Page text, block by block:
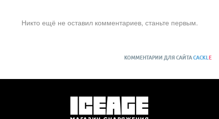
Никто ещё не оставил комментариев, станьте первым.
КОММЕНТАРИИ ДЛЯ САЙТАCACKLE